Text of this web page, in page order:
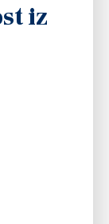
iz